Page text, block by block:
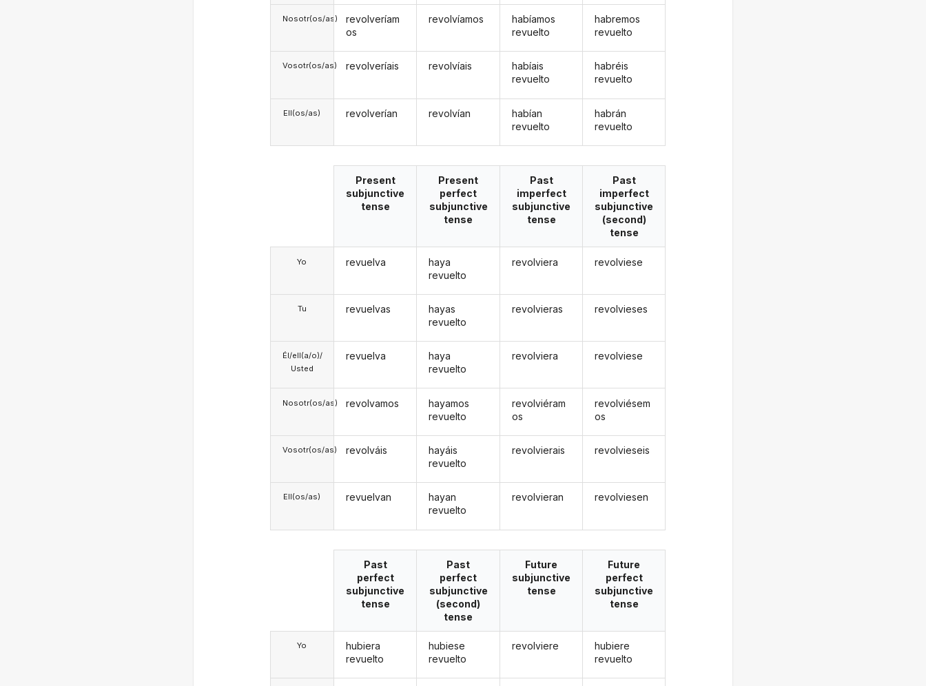
Nosotr(os/as)
Vosotr(os/as)
Ell(os/as)
revolveríam
os
revolveríais
revolverían
revolvíamos
revolvíais
revolvían
habíamos
revuelto
habíais
revuelto
habían
revuelto
habremos
revuelto
habréis
revuelto
habrán
revuelto
Yo
Tu
Él/ell(a/o)/
Usted
Nosotr(os/as)
Vosotr(os/as)
Ell(os/as)
Present
subjunctive
tense
revuelva
revuelvas
revuelva
revolvamos
revolváis
revuelvan
Present
perfect
subjunctive
tense
haya
revuelto
hayas
revuelto
haya
revuelto
hayamos
revuelto
hayáis
revuelto
hayan
revuelto
Past
imperfect
subjunctive
tense
revolviera
revolvieras
revolviera
revolviéram
os
revolvierais
revolvieran
Past
imperfect
subjunctive
(second)
tense
revolviese
revolvieses
revolviese
revolviésem
os
revolvieseis
revolviesen
Yo
Past
perfect
subjunctive
tense
hubiera
revuelto
Past
perfect
subjunctive
(second)
tense
hubiese
revuelto
Future
subjunctive
tense
revolviere
Future
perfect
subjunctive
tense
hubiere
revuelto